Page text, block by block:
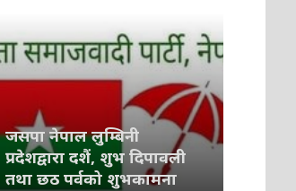
जसपा नेपाल लुम्बिनी
प्रदेशद्वारा दशैं, शुभ दिपावली
तथा छठ पर्वको शुभकामना